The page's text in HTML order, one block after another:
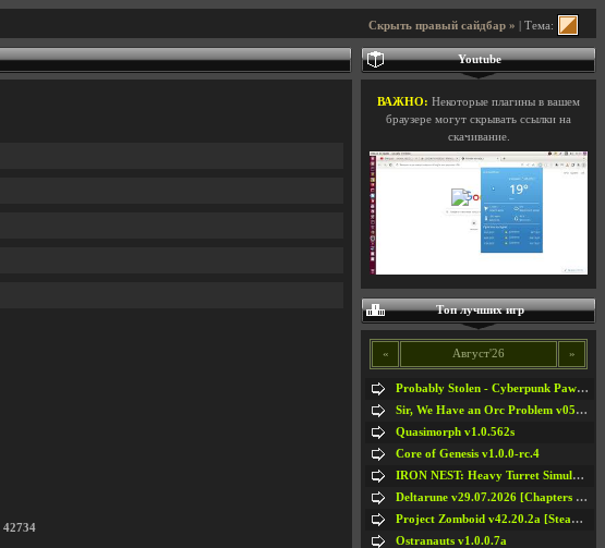
Скрыть правый сайдбар » | Тема:
42734
Youtube
ВАЖНО: Некоторые плагины в вашем
браузере могут скрывать ссылки на
скачивание.
Топ лучших игр
« Август'26 »
Probably Stolen - Cyberpunk Pawnshop Simulator v048c [Playtest]
Sir, We Have an Orc Problem v05.08.2026
Quasimorph v1.0.562s
Core of Genesis v1.0.0-rc.4
IRON NEST: Heavy Turret Simulator v1.0a
Deltarune v29.07.2026 [Chapters 1-5] / + RUS [Chapters 1-5]
Project Zomboid v42.20.2a [Steam Early Access]
Ostranauts v1.0.0.7a